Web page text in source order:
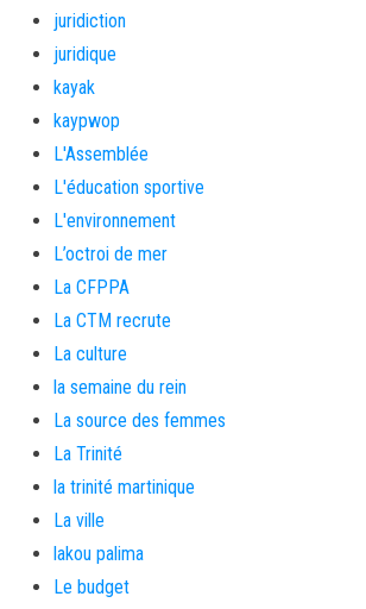
juridiction
juridique
kayak
kaypwop
L'Assemblée
L'éducation sportive
L'environnement
L’octroi de mer
La CFPPA
La CTM recrute
La culture
la semaine du rein
La source des femmes
La Trinité
la trinité martinique
La ville
lakou palima
Le budget